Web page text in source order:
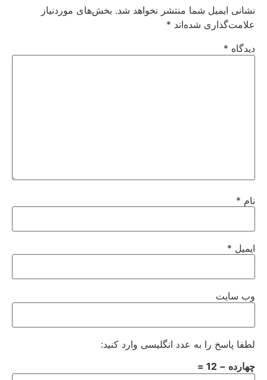
نشانی ایمیل شما منتشر نخواهد شد. بخش‌های موردنیاز
علامت‌گذاری شده‌اند *
دیدگاه *
نام *
ایمیل *
وب‌ سایت
لطفا پاسخ را به عدد انگلیسی وارد کنید:
چهارده − 12 =